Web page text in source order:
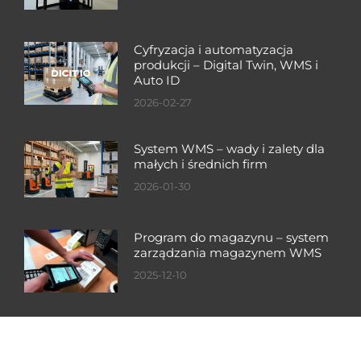
Cyfryzacja i automatyzacja
produkcji – Digital Twin, WMS i
Auto ID
2026-02-27
System WMS – wady i zalety dla
małych i średnich firm
2026-01-30
Program do magazynu – system
zarządzania magazynem WMS
2025-12-10